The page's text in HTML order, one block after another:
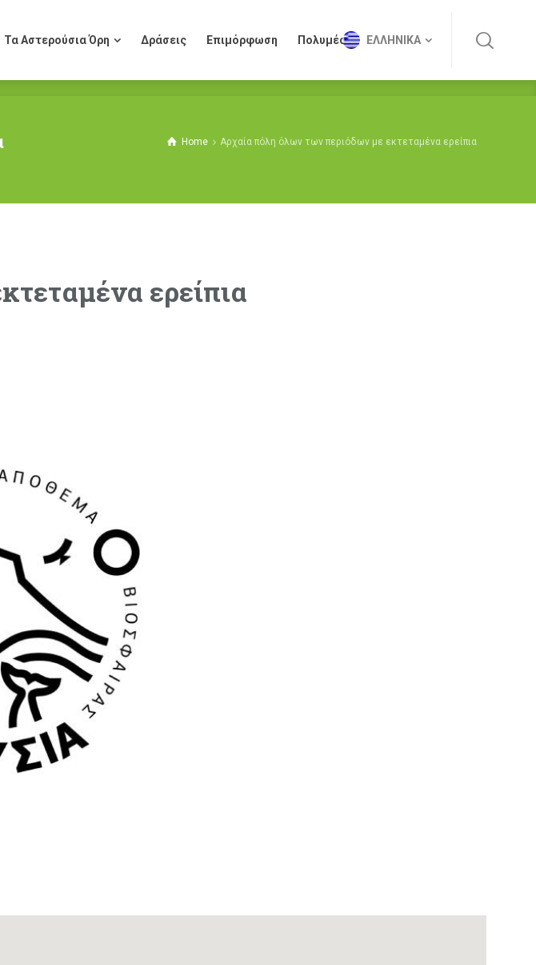
Τα Αστερούσια Όρη Δράσεις Επιμόρφωση Πολυμέσα ΕΛΛΗΝΙΚΆ
Home Αρχαία πόλη όλων των περιόδων με εκτεταμένα ερείπια
ερείπια